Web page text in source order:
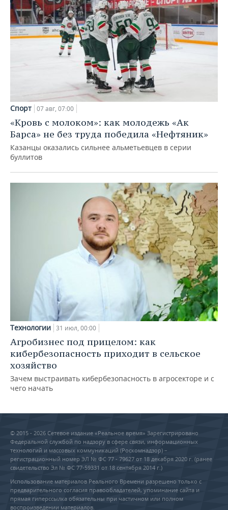
Спорт 07 авг, 07:00
«Кровь с молоком»: как молодежь «Ак
Барса» не без труда победила «Нефтяник»
Казанцы оказались сильнее альметьевцев в серии
буллитов
Технологии 31 июл, 00:00
Агробизнес под прицелом: как
кибербезопасность приходит в сельское
хозяйство
Зачем выстраивать кибербезопасность в агросекторе и с
чего начать
© 2015 - 2026 Сетевое издание «Реальное время» Зарегистрировано
Федеральной службой по надзору в сфере связи, информационных
технологий и массовых коммуникаций (Роскомнадзор) –
регистрационный номер ЭЛ № ФС 77 - 79627 от 18 декабря 2020 г. (ранее
свидетельство Эл № ФС 77-59331 от 18 сентября 2014 г.)
Использование материалов Реального Времени разрешено только с
предварительного согласия правообладателей, упоминание сайта и
прямая гиперссылка обязательны при частичном или полном
воспроизведении материалов.